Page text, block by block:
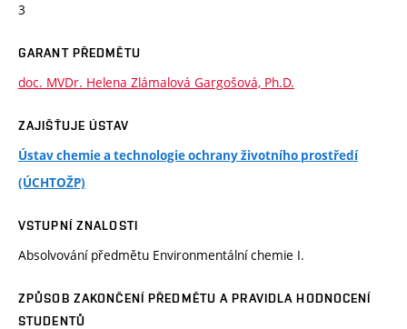
3
GARANT PŘEDMĚTU
doc. MVDr. Helena Zlámalová Gargošová, Ph.D.
ZAJIŠŤUJE ÚSTAV
Ústav chemie a technologie ochrany životního prostředí
(ÚCHTOŽP)
VSTUPNÍ ZNALOSTI
Absolvování předmětu Environmentální chemie I.
ZPŮSOB ZAKONČENÍ PŘEDMĚTU A PRAVIDLA HODNOCENÍ
STUDENTŮ